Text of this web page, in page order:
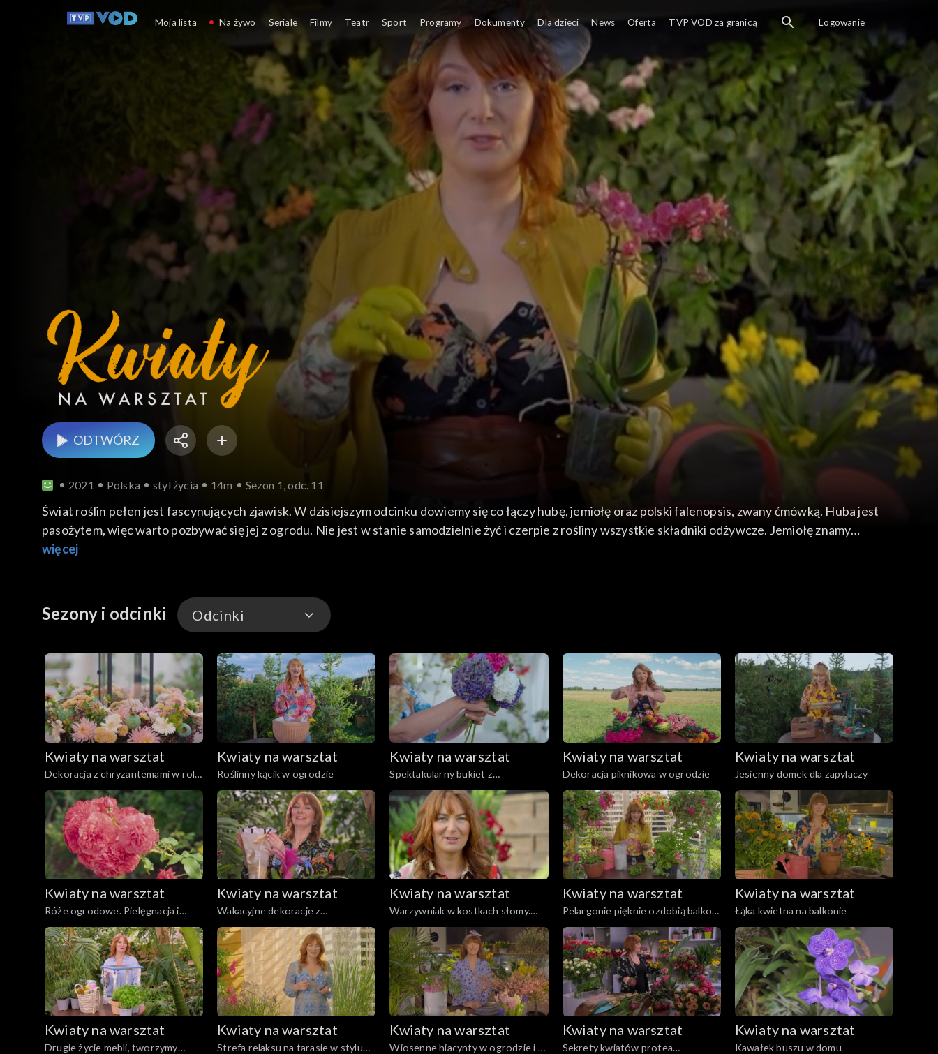
ODTWÓRZ
2021 Polska styl życia 14m Sezon 1, odc. 11
Świat roślin pełen jest fascynujących zjawisk. W dzisiejszym odcinku dowiemy się co łączy hubę, jemiołę oraz polski falenopsis, zwany ćmówką. Huba jest
pasożytem, więc warto pozbywać się jej z ogrodu. Nie jest w stanie samodzielnie żyć i czerpie z rośliny wszystkie składniki odżywcze. Jemiołę znamy
doskonale ze świąt Bożego Narodzenia. Roślina ta jest półpasożytem – jest w stanie przeprowadzić proces fotosyntezy, ale nie potrafi pobrać z ziemi soli
więcej
Sezony i odcinki Odcinki
Odcinki
Kwiaty na warsztat
Dekoracja z chryzantemami w roli
głównej
Kwiaty na warsztat
Roślinny kącik w ogrodzie
Kwiaty na warsztat
Spektakularny bukiet z
hortensjami w roli głównej
Kwiaty na warsztat
Dekoracja piknikowa w ogrodzie
Kwiaty na warsztat
Jesienny domek dla zapylaczy
Kwiaty na warsztat
Róże ogrodowe. Pielęgnacja i
kompozycja
Kwiaty na warsztat
Wakacyjne dekoracje z
egzotycznych liści
Kwiaty na warsztat
Warzywniak w kostkach słomy.
Prosty sposób na uprawę
własnych warzyw w małej
przestrzeni ogrodu
Kwiaty na warsztat
Pelargonie pięknie ozdobią balkon,
taras, a także ogród
Kwiaty na warsztat
Łąka kwietna na balkonie
Kwiaty na warsztat
Drugie życie mebli, tworzymy
Kwiaty na warsztat
Strefa relaksu na tarasie w stylu
Kwiaty na warsztat
Wiosenne hiacynty w ogrodzie i w
Kwiaty na warsztat
Sekrety kwiatów protea
Kwiaty na warsztat
Kawałek buszu w domu
Moja lista Na żywo Seriale Filmy Teatr Sport Programy Dokumenty Dla dzieci News Oferta TVP VOD za granicą Logowanie